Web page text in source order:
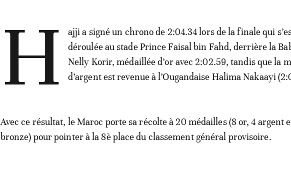
H
ajji a signé un chrono de 2:04.34 lors de la finale qui
déroulée au stade Prince Faisal bin Fahd, derrière la
Nelly Korir, médaillée d’or avec 2:02.59, tandis que la
d’argent est revenue à l’Ougandaise Halima Nakaayi
Avec ce résultat, le Maroc porte sa récolte à 20 médailles (8 or, 4 argent
bronze) pour pointer à la 8è place du classement général provisoire.